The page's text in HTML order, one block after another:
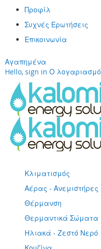
Προφίλ
Συχνές Ερωτήσεις
Επικοινωνία
Αγαπημένα
Hello, sign in Ο
Κλιματισμός
Αέρας - Ανεμιστήρες
Θέρμανση
Θερμαντικά Σώματα
Ηλιακά - Ζεστό Νερό